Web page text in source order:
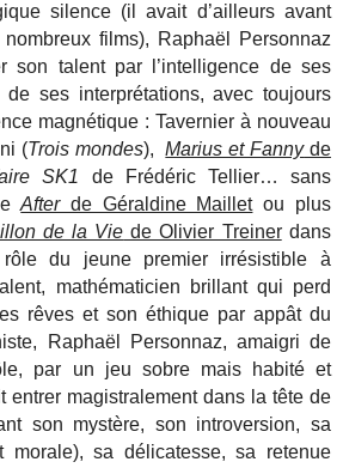
silence (il avait d’ailleurs avant
films), Raphaël Personnaz
son talent par l’intelligence de ses
de ses interprétations, avec toujours
magnétique : Tavernier à nouveau
(Trois mondes),Marius et Fannyde
SK1 de Frédéric Tellier… sans
After de Géraldine Mailletou plus
de la Vie de Olivier Treinerdans
du jeune premier irrésistible à
mathématicien brillant qui perd
rêves et son éthique par appât du
Raphaël Personnaz, amaigri de
par un jeu sobre mais habité et
entrer magistralement dans la tête de
son mystère, son introversion, sa
morale), sa délicatesse, sa retenue